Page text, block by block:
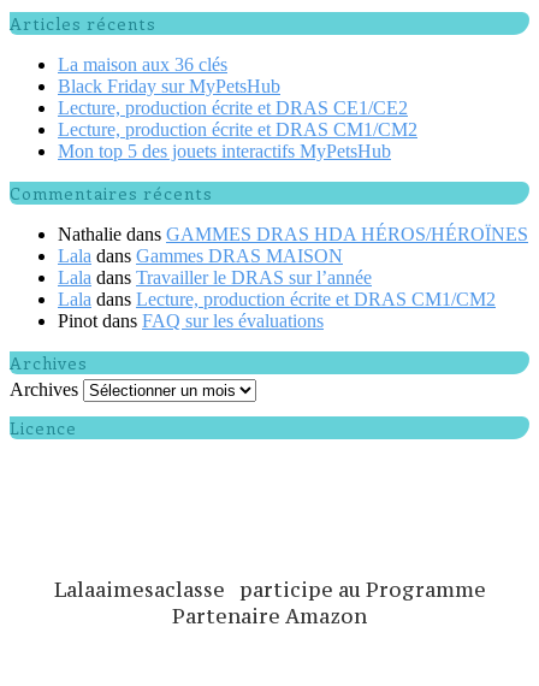
Articles récents
La maison aux 36 clés
Black Friday sur MyPetsHub
Lecture, production écrite et DRAS CE1/CE2
Lecture, production écrite et DRAS CM1/CM2
Mon top 5 des jouets interactifs MyPetsHub
Commentaires récents
Nathalie dans GAMMES DRAS HDA HÉROS/HÉROÏNES
Lala dans Gammes DRAS MAISON
Lala dans Travailler le DRAS sur l’année
Lala dans Lecture, production écrite et DRAS CM1/CM2
Pinotdans FAQ sur les évaluations
Archives
Archives
Licence
Lalaaimesaclasse participe au Programme
Partenaire Amazon